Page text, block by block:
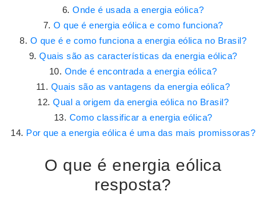
Onde é usada a energia eólica?
O que é energia eólica e como funciona?
O que é e como funciona a energia eólica no Brasil?
Quais são as características da energia eólica?
Onde é encontrada a energia eólica?
Quais são as vantagens da energia eólica?
Qual a origem da energia eólica no Brasil?
Como classificar a energia eólica?
Por que a energia eólica é uma das mais promissoras?
O que é energia eólica
resposta?